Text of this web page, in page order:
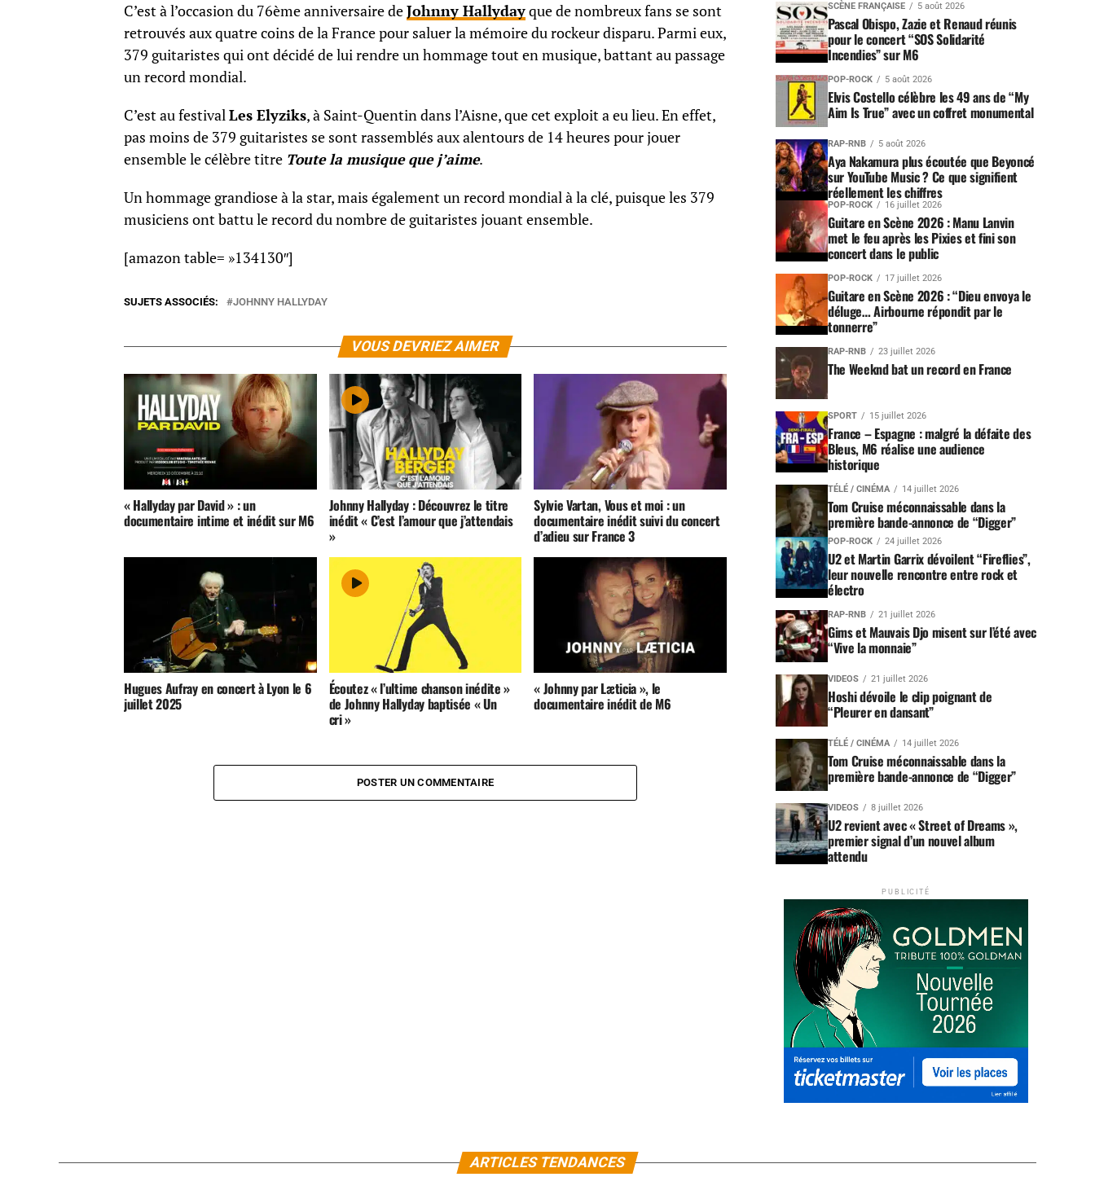
C’est à l’occasion du 76ème anniversaire deJohnny Hallydayque de nombreux fans se sont
retrouvés aux quatre coins de la France pour saluer la mémoire du rockeur disparu. Parmi eux,
379 guitaristes qui ont décidé de lui rendre un hommage tout en musique, battant au passage
un record mondial.
C’est au festivalLes Elyziks, à Saint-Quentin dans l’Aisne, que cet exploit a eu lieu. En effet,
pas moins de 379 guitaristes se sont rassemblés aux alentours de 14 heures pour jouer
ensemble le célèbre titre Toute la musique que j’aime.
Un hommage grandiose à la star, mais également un record mondial à la clé, puisque les 379
musiciens ont battu le record du nombre de guitaristes jouant ensemble.
[amazon table= »134130″]
SUJETS ASSOCIÉS: JOHNNY HALLYDAY
VOUS DEVRIEZ AIMER
« Hallyday par David » : un
documentaire intime et inédit sur M6
Johnny Hallyday : Découvrez le titre
inédit « C’est l’amour que j’attendais
»
Sylvie Vartan, Vous et moi : un
documentaire inédit suivi du concert
d’adieu sur France 3
Hugues Aufray en concert à Lyon le 6
juillet 2025
Écoutez « l’ultime chanson inédite »
de Johnny Hallyday baptisée « Un
cri »
« Johnny par Læticia », le
documentaire inédit de M6
POSTER UN COMMENTAIRE
SCÈNE FRANÇAISE 5 août 2026
Pascal Obispo, Zazie et Renaud réunis
pour le concert “SOS Solidarité
Incendies” sur M6
POP-ROCK 5 août 2026
Elvis Costello célèbre les 49 ans de “My
Aim Is True” avec un coffret monumental
RAP-RNB 5 août 2026
Aya Nakamura plus écoutée que Beyoncé
sur YouTube Music ? Ce que signifient
réellement les chiffres
POP-ROCK 16 juillet 2026
Guitare en Scène 2026 : Manu Lanvin
met le feu après les Pixies et fini son
concert dans le public
POP-ROCK 17 juillet 2026
Guitare en Scène 2026 : “Dieu envoya le
déluge… Airbourne répondit par le
tonnerre”
RAP-RNB 23 juillet 2026
The Weeknd bat un record en France
SPORT 15 juillet 2026
France – Espagne : malgré la défaite des
Bleus, M6 réalise une audience
historique
TÉLÉ / CINÉMA 14 juillet 2026
Tom Cruise méconnaissable dans la
première bande-annonce de “Digger”
POP-ROCK 24 juillet 2026
U2 et Martin Garrix dévoilent “Fireflies”,
leur nouvelle rencontre entre rock et
électro
RAP-RNB 21 juillet 2026
Gims et Mauvais Djo misent sur l’été avec
“Vive la monnaie”
VIDEOS 21 juillet 2026
Hoshi dévoile le clip poignant de
“Pleurer en dansant”
TÉLÉ / CINÉMA 14 juillet 2026
Tom Cruise méconnaissable dans la
première bande-annonce de “Digger”
VIDEOS 8 juillet 2026
U2 revient avec « Street of Dreams »,
premier signal d’un nouvel album
attendu
PUBLICITÉ
ARTICLES TENDANCES